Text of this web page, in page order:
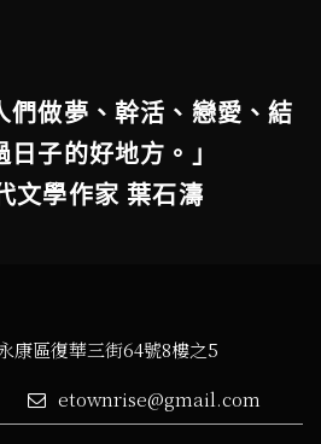
們做夢、幹活、戀愛、結
日子的好地方。」
文學作家 葉石濤
康區復華三街64號8樓之5
etownrise@gmail.com